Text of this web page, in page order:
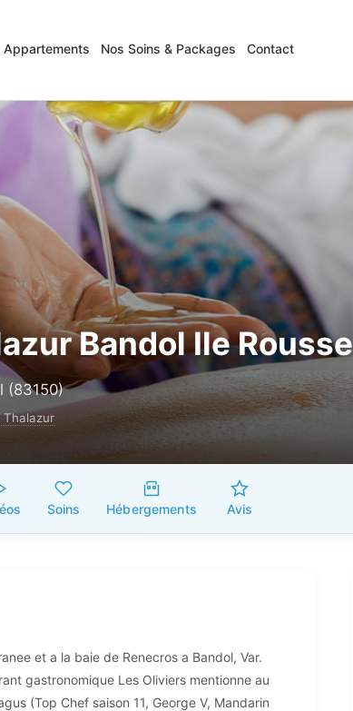
Appartements Nos Soins & Packages Contact
Bandol Ile Rousse
(83150)
Thalazur
Soins Hébergements Avis
et a la baie de Renecros a Bandol, Var.
gastronomique Les Oliviers mentionne au
(Top Chef saison 11, George V, Mandarin